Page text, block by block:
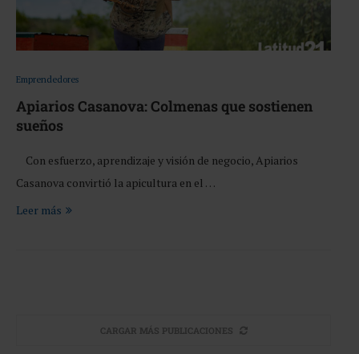
Emprendedores
Apiarios Casanova: Colmenas que sostienen
sueños
Con esfuerzo, aprendizaje y visión de negocio, Apiarios
Casanova convirtió la apicultura en el …
Leer más
CARGAR MÁS PUBLICACIONES